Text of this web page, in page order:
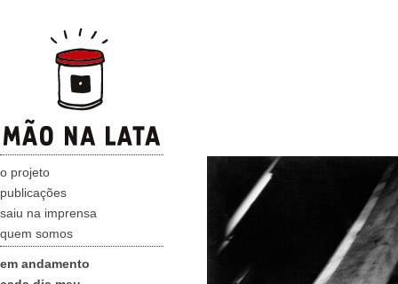
o projeto
publicações
saiu na imprensa
quem somos
em andamento